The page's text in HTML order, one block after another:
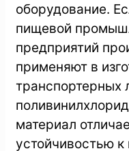
оборудование.
пищевой
предприятий
применяют в
транспортерных
материал
устойчивостью к